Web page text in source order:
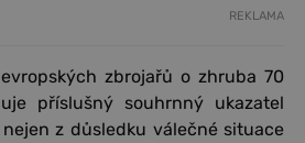
REKLAMA
zbrojařů o zhruba 70
příslušný souhrnný ukazatel
z důsledku válečné situace